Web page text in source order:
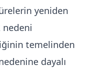
yeniden
nedeni
temelinden
dayalı